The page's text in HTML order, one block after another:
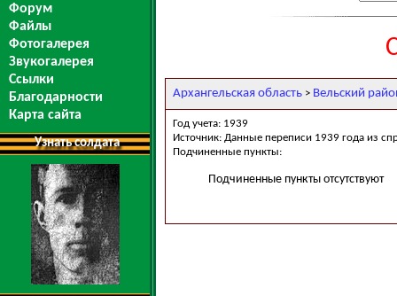
Форум
Файлы
Фотогалерея
Звукогалерея
Ссылки
Благодарности
Карта сайта
Узнать солдата
Архангельская область > Вельский
Год учета: 1939
Источник: Данные переписи 1939 года из
Подчиненные пункты:
Подчиненные пункты отсутствуют